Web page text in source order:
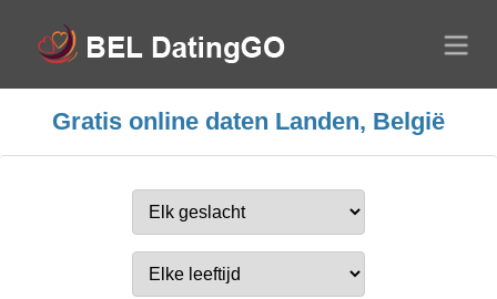
Gratis online daten Landen, België